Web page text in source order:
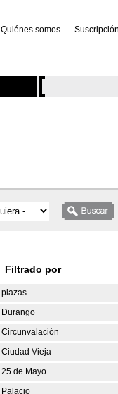
Quiénes somos Suscripción
Filtrado por
plazas
Durango
Circunvalación
Ciudad Vieja
25 de Mayo
Palacio